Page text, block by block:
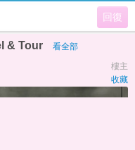
回復
& Tour 看全部
樓主
收藏